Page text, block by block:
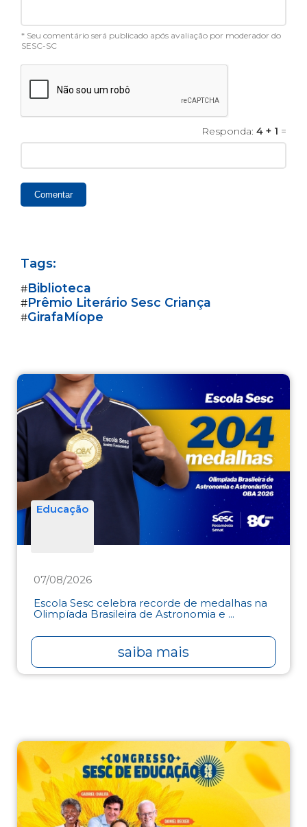
* Seu comentário será publicado após avaliação por moderador do
SESC-SC
Responda: 4 + 1 =
Comentar
Tags:
#Biblioteca
#Prêmio Literário Sesc Criança
#GirafaMíope
Educação
07/08/2026
Escola Sesc celebra recorde de medalhas na
Olimpíada Brasileira de Astronomia e ...
saiba mais